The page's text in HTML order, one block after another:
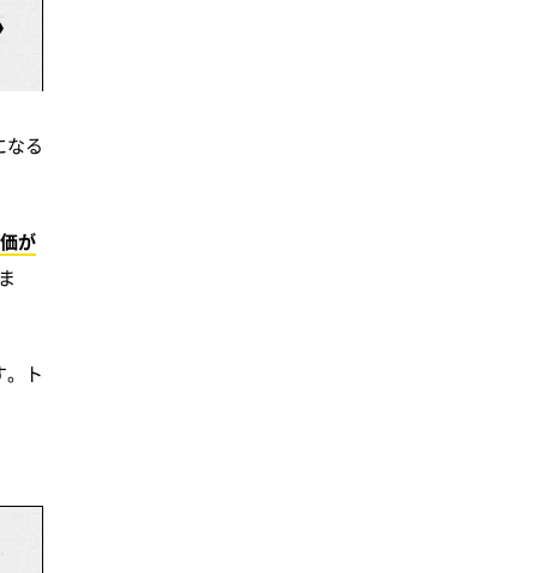
なる
が
。ト